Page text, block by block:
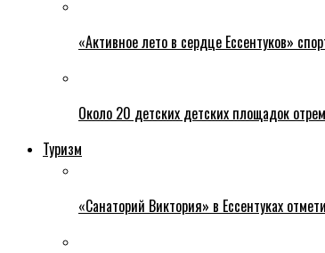
«Активное лето в сердце Ессентуков»
Около 20 детских детских площадок
Туризм
«Санаторий Виктория» в Ессентуках